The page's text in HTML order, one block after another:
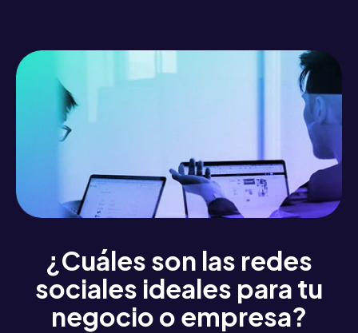
¿Cuáles son las redes
sociales ideales para tu
negocio o empresa?